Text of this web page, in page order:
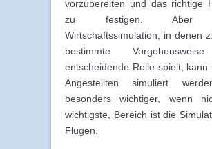
vorzubereiten und das richtige
zu festigen. Aber
Wirtschaftssimulation, in denen
bestimmte
entscheidende Rolle spielt, kann
Angestellten simuliert
besonders wichtiger, wenn
wichtigste, Bereich ist die
Flügen.